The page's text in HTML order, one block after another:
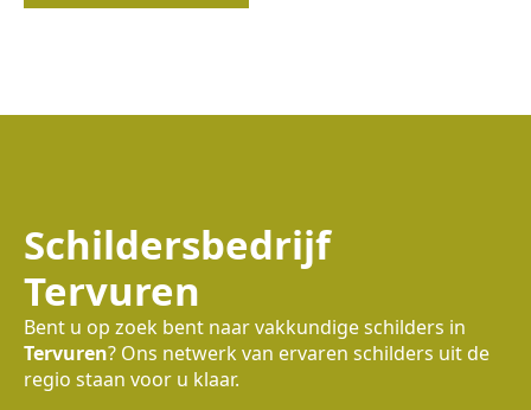
Schildersbedrijf
Tervuren
Bent u op zoek bent naar vakkundige schilders in
Tervuren? Ons netwerk van ervaren schilders uit de
regio staan voor u klaar.